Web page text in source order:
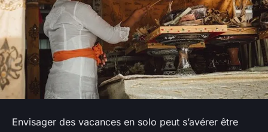
Envisager des vacances en solo peut s’avérer être